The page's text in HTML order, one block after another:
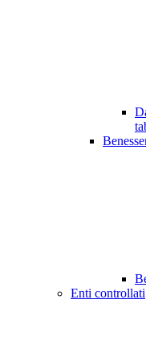
Enti controllati